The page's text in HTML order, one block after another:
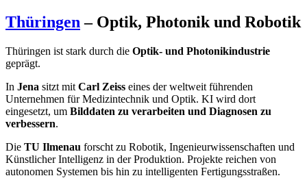
Thüringen – Optik, Photonik und Robotik
Thüringen ist stark durch die Optik- und Photonikindustrie
geprägt.
In Jena sitzt mit Carl Zeiss eines der weltweit führenden
Unternehmen für Medizintechnik und Optik. KI wird dort
eingesetzt, um Bilddaten zu verarbeiten und Diagnosen zu
verbessern.
Die TU Ilmenau forscht zu Robotik, Ingenieurwissenschaften und
Künstlicher Intelligenz in der Produktion. Projekte reichen von
autonomen Systemen bis hin zu intelligenten Fertigungsstraßen.